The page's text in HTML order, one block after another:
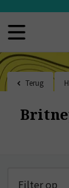
Terug
Filter op